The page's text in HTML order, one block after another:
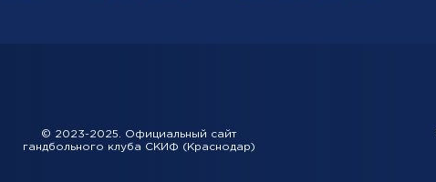
© 2023-2025. Официальный сайт
гандбольного клуба СКИФ (Краснодар)